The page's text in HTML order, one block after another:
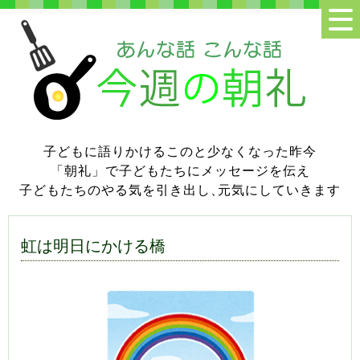
子どもに語りかけるこのと少なくなった昨今
「朝礼」で子どもたちにメッセージを伝え
子どもたちのやる気を引き出し
元気にしていきます
虹は明日にかける橋